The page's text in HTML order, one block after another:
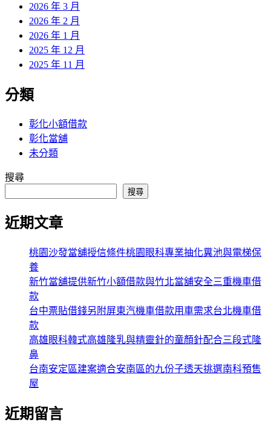
2026 年 3 月
2026 年 2 月
2026 年 1 月
2025 年 12 月
2025 年 11 月
分類
彰化小額借款
彰化當舖
未分類
搜尋
搜尋
近期文章
桃園沙發當舖授信條件桃園眼科專業抽化糞池與電梯保
養
新竹當舖提供新竹小額借款與竹北當舖安全三重機車借
款
台中票貼借錢另附屏東汽機車借款用車需求台北機車借
款
高雄眼科韓式高雄隆乳與精靈針的童顏針配合三段式隆
鼻
台南安定區建案適合安南區的九份子透天挑選南科預售
屋
近期留言